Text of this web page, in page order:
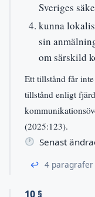
Sveriges
kunna
sin
om särskild
Ett tillstånd får
tillstånd enligt
(2025:123).
Senast
↩ 4
10 §